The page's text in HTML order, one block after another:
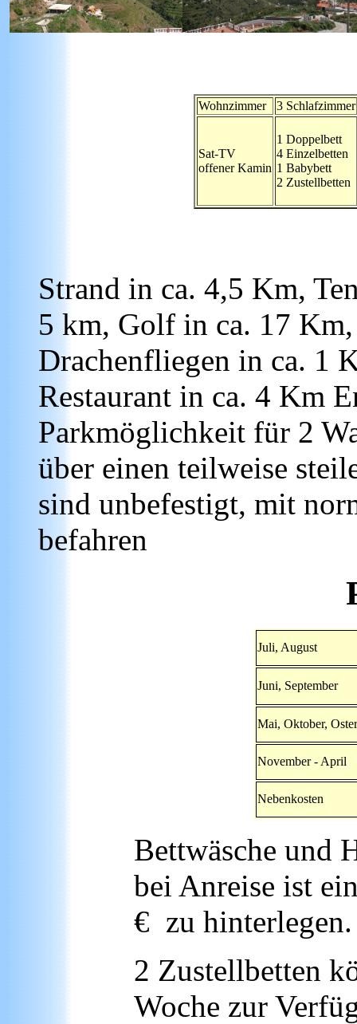
Wohnzimmer 3 Schlafzimmer
Sat-TV
offener Kamin
1 Doppelbett
4 Einzelbetten
1 Babybett
2 Zustellbetten
Strand in ca. 4,5 Km,
5 km, Golf in ca. 17
Drachenfliegen in ca. 1
Restaurant in ca. 4 Km
Parkmöglichkeit für 2
über einen teilweise
sind unbefestigt, mit
befahren
Juli, August
Juni, September
Mai, Oktober,
November - April
Nebenkosten
Bettwäsche und
bei Anreise ist
€ zu hinterlegen.
2 Zustellbetten
Woche zur